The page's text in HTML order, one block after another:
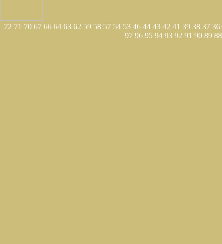
36
37
38
39
41
42
43
44
46
53
54
57
58
59
62
63
64
66
67
70
71
72
88
89
90
91
92
93
94
95
96
97